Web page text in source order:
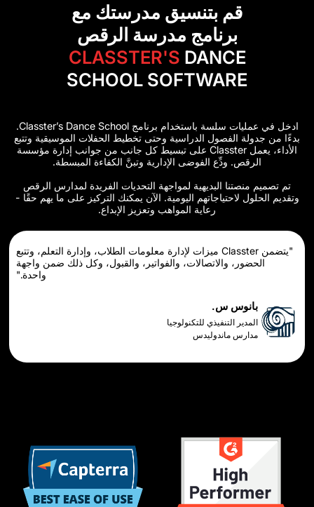
بتنسيق مدرستك مع
برنامج مدرسة الرقص
CLASSTER'S
SCHOOL
ادخل في عمليات سلسة باستخدام برنامج Classter’s Dance School.
الدراسية وحتى تخطيط الحفلات الموسيقية وتتبع
الأداء، يعمل Classter على تبسيط كل جانب من جوانب إدارة مؤسسة
ودِّع الفوضى الإدارية وتبنَّ الكفاءة المبسطة.
البديهية لمواجهة التحديات الفريدة لمدارس الرقص
اليومية. الآن يمكنك التركيز على ما يهم حقًا -
رعاية المواهب وتعزيز الإبداع.
"يتضمن Classter ميزات لإدارة معلومات الطلاب، وإدارة التعلم، وتتبع
والاتصالات، والفواتير، والقبول، وكل ذلك ضمن واجهة
س.
التنفيذي للتكنولوجيا
ماندوليدس